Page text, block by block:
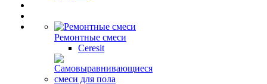
Ремонтные смеси
Ceresit